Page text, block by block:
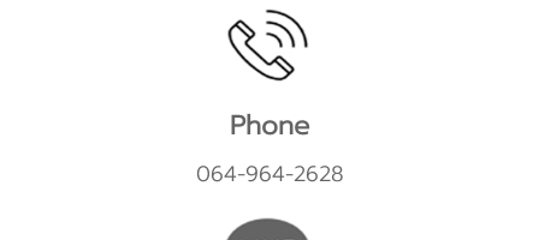
Phone
064-964-2628